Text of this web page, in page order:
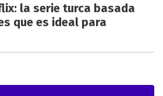
la serie turca basada
que es ideal para